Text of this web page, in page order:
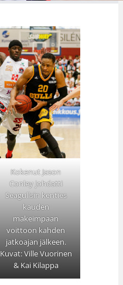
Kokenut Jason
Conley johdatti
Seagullsin kenties
kauden
makeimpaan
voittoon kahden
jatkoajan jälkeen.
Kuvat: Ville Vuorinen
& Kai Kilappa